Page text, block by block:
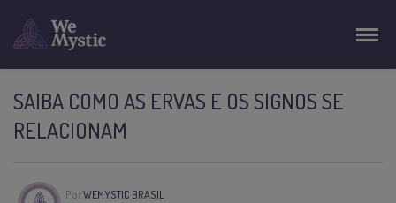
SAIBA COMO AS ERVAS E OS SIGNOS SE
RELACIONAM
PorWEMYSTIC BRASIL